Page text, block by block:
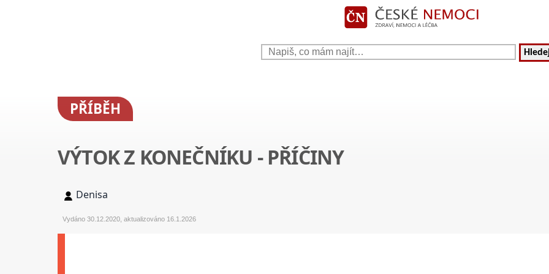
PŘÍBĚH
VÝTOK Z KONEČNÍKU - PŘÍČINY
Denisa
Vydáno 30.12.2020, aktualizováno 16.1.2026